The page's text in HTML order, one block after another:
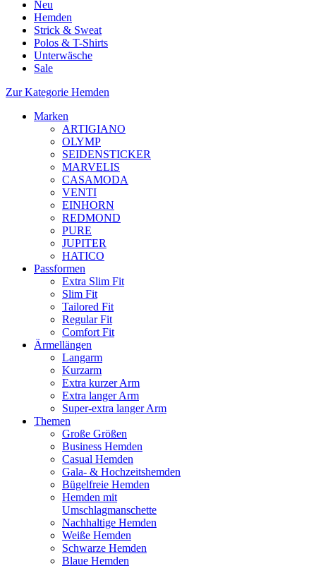
Neu
Hemden
Strick & Sweat
Polos & T-Shirts
Unterwäsche
Sale
Zur Kategorie Hemden
Marken
ARTIGIANO
OLYMP
SEIDENSTICKER
MARVELIS
CASAMODA
VENTI
EINHORN
REDMOND
PURE
JUPITER
HATICO
Passformen
Extra Slim Fit
Slim Fit
Tailored Fit
Regular Fit
Comfort Fit
Ärmellängen
Langarm
Kurzarm
Extra kurzer Arm
Extra langer Arm
Super-extra langer Arm
Themen
Große Größen
Business Hemden
Casual Hemden
Gala- & Hochzeitshemden
Bügelfreie Hemden
Hemden mit
Umschlagmanschette
Nachhaltige Hemden
Weiße Hemden
Schwarze Hemden
Blaue Hemden